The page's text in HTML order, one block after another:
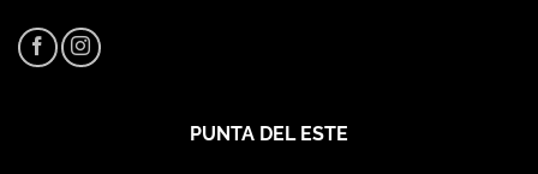
PUNTA DEL ESTE